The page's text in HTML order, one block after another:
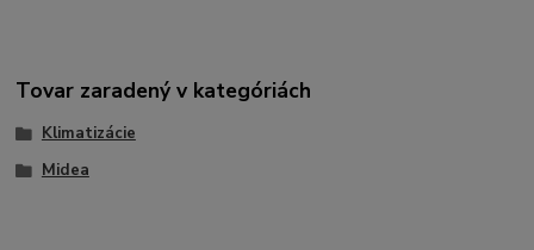
Tovar zaradený v kategóriách
Klimatizácie
Midea